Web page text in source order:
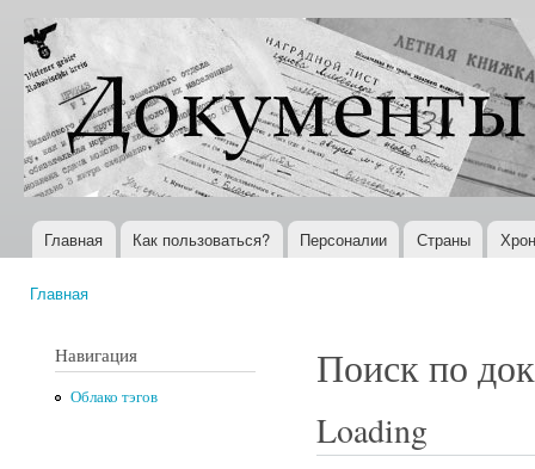
Документы
XX века
Всемирная
история в
Интернете
Главное меню
Главная Как пользоваться? Персоналии Страны
Главная
Навигация
Облако тэгов
Поиск по
Loading